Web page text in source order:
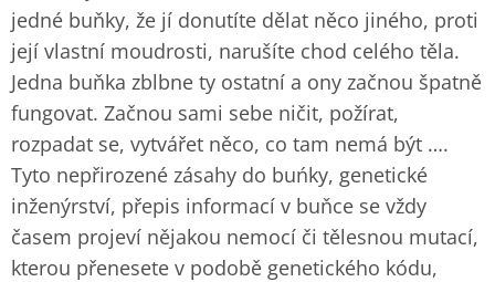
jedné buňky, že jí donutíte dělat něco jiného, proti
její vlastní moudrosti, narušíte chod celého těla.
Jedna buňka zblbne ty ostatní a ony začnou špatně
fungovat. Začnou sami sebe ničit, požírat,
rozpadat se, vytvářet něco, co tam nemá být ….
Tyto nepřirozené zásahy do buńky, genetické
inženýrství, přepis informací v buňce se vždy
časem projeví nějakou nemocí či tělesnou mutací,
kterou přenesete v podobě genetického kódu,